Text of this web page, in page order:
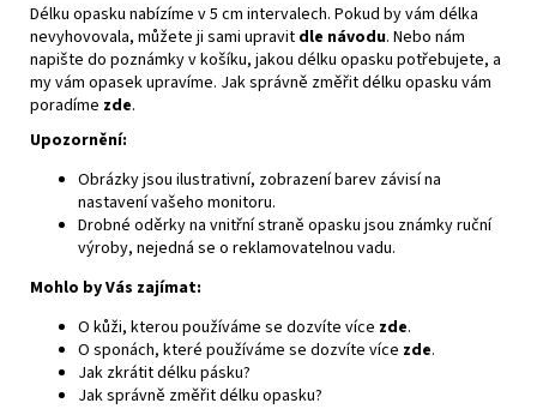
Délku opasku nabízíme v 5 cm intervalech. Pokud by vám délka
nevyhovovala, můžete ji sami upravit dle návodu. Nebo nám
napište do poznámky v košíku, jakou délku opasku potřebujete, a
my vám opasek upravíme. Jak správně změřit délku opasku vám
poradíme zde.
Upozornění:
Obrázky jsou ilustrativní, zobrazení barev závisí na
nastavení vašeho monitoru.
Drobné oděrky na vnitřní straně opasku jsou známky ruční
výroby, nejedná se o reklamovatelnou vadu.
Mohlo by Vás zajímat:
O kůži, kterou používáme se dozvíte více zde.
O sponách, které používáme se dozvíte více zde.
Jak zkrátit délku pásku?
Jak správně změřit délku opasku?